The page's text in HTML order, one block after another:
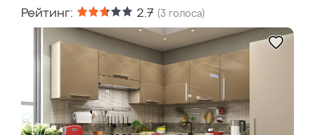
Рейтинг: 2.7 (3 голоса)